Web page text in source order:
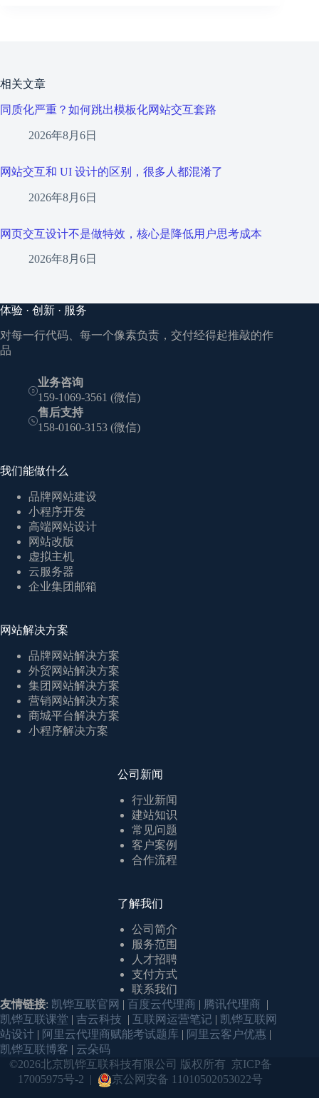
相关文章
同质化严重？如何跳出模板化网站交互套路
2026年8月6日
网站交互和 UI 设计的区别，很多人都混淆了
2026年8月6日
网页交互设计不是做特效，核心是降低用户思考成本
2026年8月6日
体验 · 创新 · 服务
对每一行代码、每一个像素负责，交付经得起推敲的作
品
业务咨询
159-1069-3561 (微信)
售后支持
158-0160-3153 (微信)
我们能做什么
品牌网站建设
小程序开发
高端网站设计
网站改版
虚拟主机
云服务器
企业集团邮箱
网站解决方案
品牌网站解决方案
外贸网站解决方案
集团网站解决方案
营销网站解决方案
商城平台解决方案
小程序解决方案
公司新闻
行业新闻
建站知识
常见问题
客户案例
合作流程
了解我们
公司简介
服务范围
人才招聘
支付方式
联系我们
友情链接: 凯铧互联官网 | 百度云代理商 | 腾讯代理商 |
凯铧互联课堂 | 吉云科技 | 互联网运营笔记 | 凯铧互联网
站设计 | 阿里云代理商赋能考试题库 | 阿里云客户优惠 |
凯铧互联博客 | 云朵码
©2026北京凯铧互联科技有限公司 版权所有 京ICP备
17005975号-2 | 京公网安备 11010502053022号